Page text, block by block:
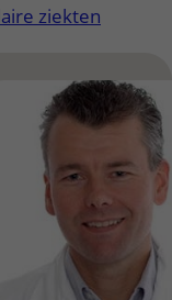
ziekten